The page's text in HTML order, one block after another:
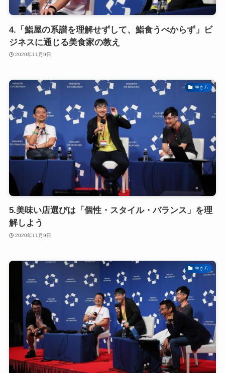
4.「鮨屋の系譜を理解せずして、鮨食うべからず」ビ
ジネスに通じる美食家の教え
2020年11月9日
生き方
5.美味い店選びは「個性・スタイル・バランス」を理
解しよう
2020年11月9日
生き方